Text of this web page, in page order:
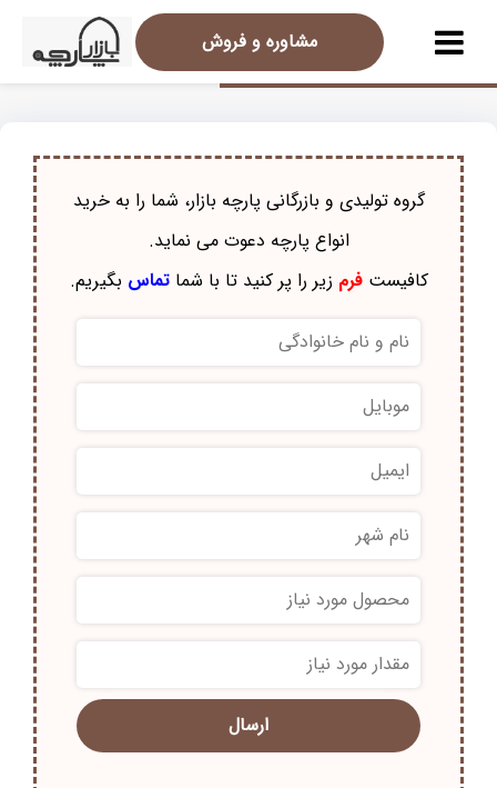
مشاوره و فروش
گروه تولیدی و بازرگانی پارچه بازار، شما را به خرید
انواع پارچه دعوت می نماید.
کافیستفرم زیر را پر کنید تا با شماتماس بگیریم.
*
*